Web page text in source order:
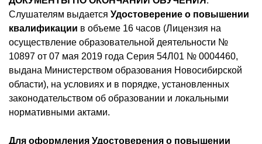
Слушателям выдается Удостоверение о повышении
квалификации в объеме 16 часов (Лицензия на
осуществление образовательной деятельности №
10897 от 07 мая 2019 года Серия 54Л01 № 0004460,
выдана Министерством образования Новосибирской
области), на условиях и в порядке, установленных
законодательством об образовании и локальными
нормативными актами.
Для оформления Удостоверения о повышении